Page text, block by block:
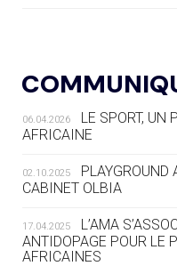
LE RÊVE
AUX JO «
05.08 — TIR À
DES
ROUTE
LE VILLAGE
SE DESSINE
06.04.2026
LE SPORT, UN
AFRICAINE
02.10.2025
PLAYGROUND
CABINET OLBIA
17.04.2025
L’AMA
ANTIDOPAGE POUR LE
AFRICAINES